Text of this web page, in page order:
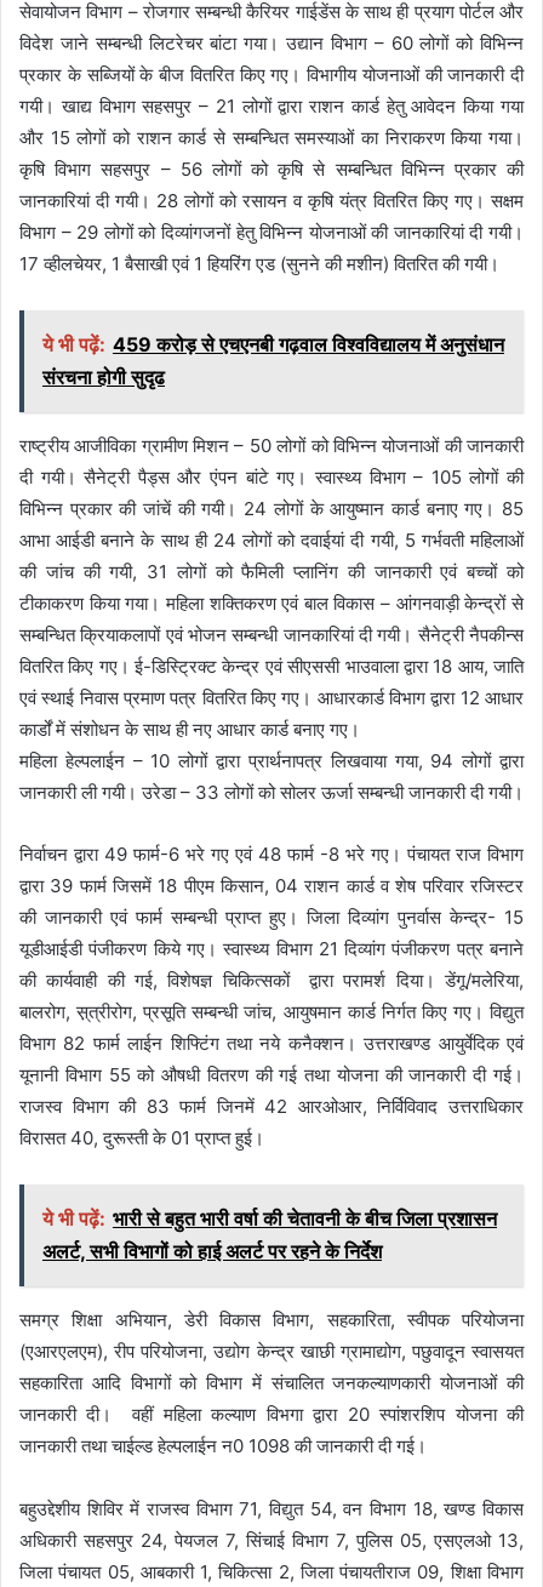
सेवायोजन विभाग – रोजगार सम्बन्धी कैरियर गाईडेंस के साथ ही प्रयाग पोर्टल और
विदेश जाने सम्बन्धी लिटरेचर बांटा गया। उद्यान विभाग – 60 लोगों को विभिन्न
प्रकार के सब्जियों के बीज वितरित किए गए। विभागीय योजनाओं की जानकारी दी
गयी। खाद्य विभाग सहसपुर – 21 लोगों द्वारा राशन कार्ड हेतु आवेदन किया गया
और 15 लोगों को राशन कार्ड से सम्बन्धित समस्याओं का निराकरण किया गया।
कृषि विभाग सहसपुर – 56 लोगों को कृषि से सम्बन्धित विभिन्न प्रकार की
जानकारियां दी गयी। 28 लोगों को रसायन व कृषि यंत्र वितरित किए गए। सक्षम
विभाग – 29 लोगों को दिव्यांगजनों हेतु विभिन्न योजनाओं की जानकारियां दी गयी।
17 व्हीलचेयर, 1 बैसाखी एवं 1 हियरिंग एड (सुनने की मशीन) वितरित की गयी।
ये भी पढ़ें: 459 करोड़ से एचएनबी गढ़वाल विश्वविद्यालय में अनुसंधान
संरचना होगी सुदृढ
राष्ट्रीय आजीविका ग्रामीण मिशन – 50 लोगों को विभिन्न योजनाओं की जानकारी
दी गयी। सैनेट्री पैड्स और एंपन बांटे गए। स्वास्थ्य विभाग – 105 लोगों की
विभिन्न प्रकार की जांचें की गयी। 24 लोगों के आयुष्मान कार्ड बनाए गए। 85
आभा आईडी बनाने के साथ ही 24 लोगों को दवाईयां दी गयी, 5 गर्भवती महिलाओं
की जांच की गयी, 31 लोगों को फैमिली प्लानिंग की जानकारी एवं बच्चों को
टीकाकरण किया गया। महिला शक्तिकरण एवं बाल विकास – आंगनवाड़ी केन्द्रों से
सम्बन्धित क्रियाकलापों एवं भोजन सम्बन्धी जानकारियां दी गयी। सैनेट्री नैपकीन्स
वितरित किए गए। ई-डिस्ट्रिक्ट केन्द्र एवं सीएससी भाउवाला द्वारा 18 आय, जाति
एवं स्थाई निवास प्रमाण पत्र वितरित किए गए। आधारकार्ड विभाग द्वारा 12 आधार
कार्डों में संशोधन के साथ ही नए आधार कार्ड बनाए गए।
महिला हेल्पलाईन – 10 लोगों द्वारा प्रार्थनापत्र लिखवाया गया, 94 लोगों द्वारा
जानकारी ली गयी। उरेडा – 33 लोगों को सोलर ऊर्जा सम्बन्धी जानकारी दी गयी।
निर्वाचन द्वारा 49 फार्म-6 भरे गए एवं 48 फार्म -8 भरे गए। पंचायत राज विभाग
द्वारा 39 फार्म जिसमें 18 पीएम किसान, 04 राशन कार्ड व शेष परिवार रजिस्टर
की जानकारी एवं फार्म सम्बन्धी प्राप्त हुए। जिला दिव्यांग पुनर्वास केन्द्र- 15
यूडीआईडी पंजीकरण किये गए। स्वास्थ्य विभाग 21 दिव्यांग पंजीकरण पत्र बनाने
की कार्यवाही की गई, विशेषज्ञ चिकित्सकों द्वारा परामर्श दिया। डेंगू/मलेरिया,
बालरोग, स़्त्रीरोग, प्रसूति सम्बन्धी जांच, आयुषमान कार्ड निर्गत किए गए। विद्युत
विभाग 82 फार्म लाईन शिफ्टिंग तथा नये कनैक्शन। उत्तराखण्ड आयुर्वेदिक एवं
यूनानी विभाग 55 को औषधी वितरण की गई तथा योजना की जानकारी दी गई।
राजस्व विभाग की 83 फार्म जिनमें 42 आरओआर, निर्विविवाद उत्तराधिकार
विरासत 40, दुरूस्ती के 01 प्राप्त हुई।
ये भी पढ़ें: भारी से बहुत भारी वर्षा की चेतावनी के बीच जिला प्रशासन
अलर्ट, सभी विभागों को हाई अलर्ट पर रहने के निर्देश
समग्र शिक्षा अभियान, डेरी विकास विभाग, सहकारिता, स्वीपक परियोजना
(एआरएलएम), रीप परियोजना, उद्योग केन्द्र खाछी ग्रामाद्योग, पछुवादून स्वासयत
सहकारिता आदि विभागों को विभाग में संचालित जनकल्याणकारी योजनाओं की
जानकारी दी। वहीं महिला कल्याण विभगा द्वारा 20 स्पांशरशिप योजना की
जानकारी तथा चाईल्ड हेल्पलाईन न0 1098 की जानकारी दी गई।
बहुउद्देशीय शिविर में राजस्व विभाग 71, विद्युत 54, वन विभाग 18, खण्ड विकास
अधिकारी सहसपुर 24, पेयजल 7, सिंचाई विभाग 7, पुलिस 05, एसएलओ 13,
जिला पंचायत 05, आबकारी 1, चिकित्सा 2, जिला पंचायतीराज 09, शिक्षा विभाग